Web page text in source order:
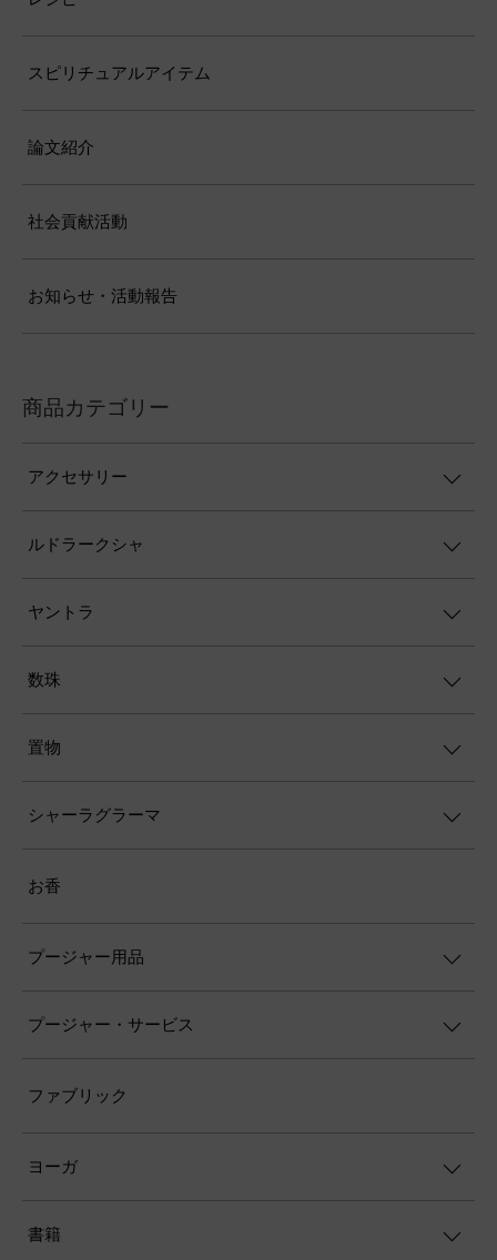
スピリチュアルアイテム
論文紹介
社会貢献活動
お知らせ・活動報告
商品カテゴリー
アクセサリー
ルドラークシャ
ヤントラ
数珠
置物
シャーラグラーマ
お香
プージャー用品
プージャー・サービス
ファブリック
ヨーガ
書籍